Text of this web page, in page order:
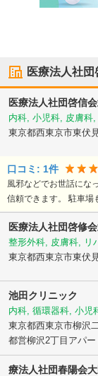
医療法人社
医療法人社団啓信
内科, 小児科, 皮膚科,
東京都西東京市東伏
口コミ: 1件
風邪などでお世話にな
信頼できます。 駐車場
医療法人社団啓修
整形外科, 皮膚科, リ
東京都西東京市東伏
池田クリニック
内科, 循環器科, 小児
東京都西東京市柳沢
都営柳沢2丁目アパー
療法人社団春陽会